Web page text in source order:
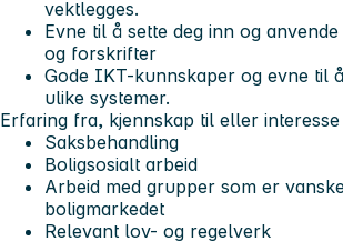
vektlegges.
Evne til å sette deg inn og
og forskrifter
Gode IKT-kunnskaper og evne til
ulike systemer.
Erfaring fra, kjennskap til eller
Saksbehandling
Boligsosialt arbeid
Arbeid med grupper som er
boligmarkedet
Relevant lov- og regelverk